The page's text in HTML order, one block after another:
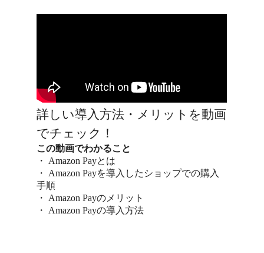
詳しい導入方法・メリットを動画
でチェック！
この動画でわかること
・ Amazon Payとは
・ Amazon Payを導入したショップでの購入
手順
・ Amazon Payのメリット
・ Amazon Payの導入方法